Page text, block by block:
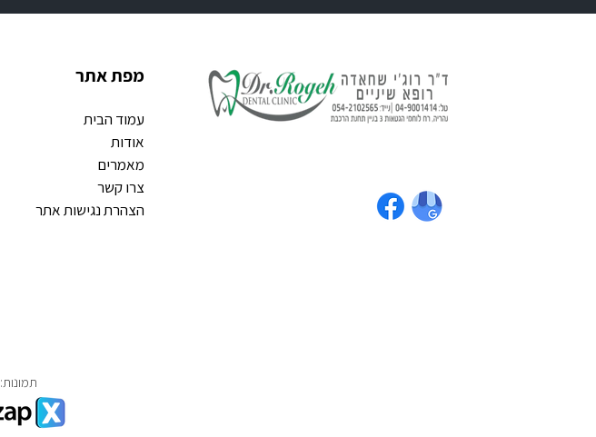
מפת אתר
עמוד הבית
אודות
מאמרים
צרו קשר
הצהרת נגישות אתר
תמונות: freepik.com